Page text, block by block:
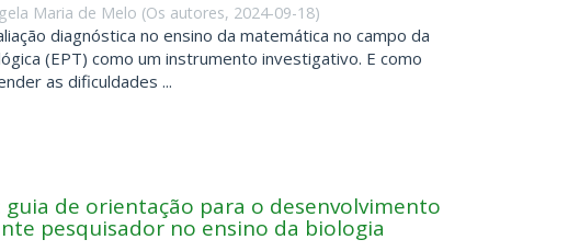
Maria de Melo (Os autores, 2024-09-18)
diagnóstica no ensino da matemática no campo da
(EPT) como um instrumento investigativo. E como
as dificuldades ...
de orientação para o desenvolvimento
pesquisador no ensino da biologia